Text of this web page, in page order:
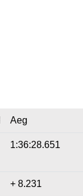
Aeg
1:36:28.651
+ 8.231